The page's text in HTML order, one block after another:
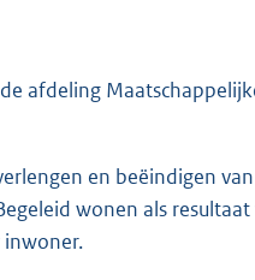
afdeling
en beëindigen
wonen als
inwoner.